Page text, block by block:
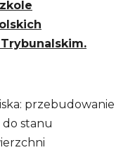
przebudowanie
stanu